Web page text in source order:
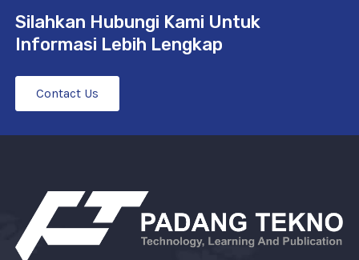
Silahkan Hubungi Kami Untuk
Informasi Lebih Lengkap
Contact Us